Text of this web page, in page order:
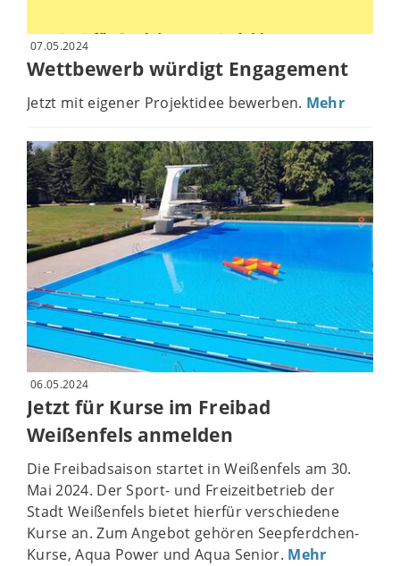
07.05.2024
Wettbewerb würdigt Engagement
Jetzt mit eigener Projektidee bewerben. Mehr
06.05.2024
Jetzt für Kurse im Freibad
Weißenfels anmelden
Die Freibadsaison startet in Weißenfels am 30.
Mai 2024. Der Sport- und Freizeitbetrieb der
Stadt Weißenfels bietet hierfür verschiedene
Kurse an. Zum Angebot gehören Seepferdchen-
Kurse, Aqua Power und Aqua Senior. Mehr